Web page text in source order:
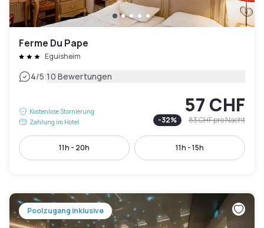
Ferme Du Pape
Eguisheim
4/5|10 Bewertungen
Kostenlose Stornierung
Zahlung im Hotel
57 CHF
-32% 83 CHFpro Nacht
11h - 20h 11h - 15h
Poolzugang inklusive